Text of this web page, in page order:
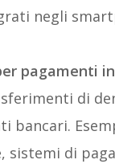
negli
pagamenti
di
bancari.
sistemi di